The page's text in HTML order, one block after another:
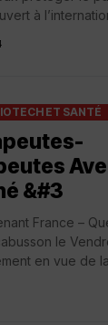
à
ET SANTÉ
&#3
France –
le
en vue de